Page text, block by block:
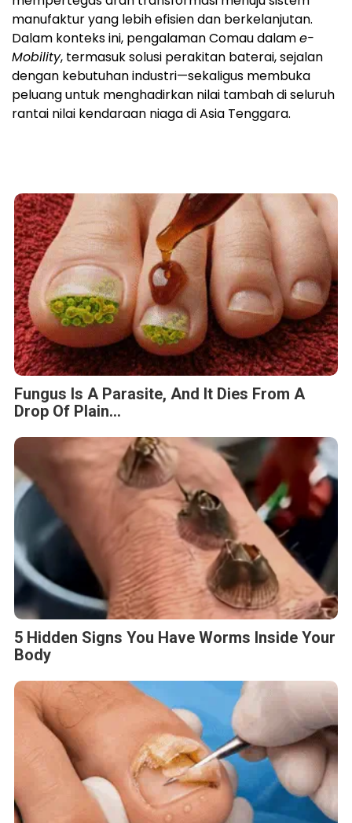
manufaktur yang lebih efisien dan berkelanjutan.
Dalam konteks ini, pengalaman Comau dalame-
Mobility, termasuk solusi perakitan baterai, sejalan
dengan kebutuhan industri—sekaligus membuka
peluang untuk menghadirkan nilai tambah di seluruh
rantai nilai kendaraan niaga di Asia Tenggara.
Fungus Is A Parasite, And It Dies From A
Drop Of Plain...
5 Hidden Signs You Have Worms Inside Your
Body